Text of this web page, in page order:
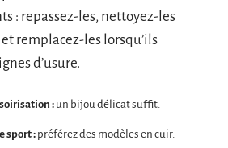
: repassez-les, nettoyez-les
remplacez-les lorsqu’ils
d’usure.
: un bijou délicat suffit.
sport :préférez des modèles en cuir.